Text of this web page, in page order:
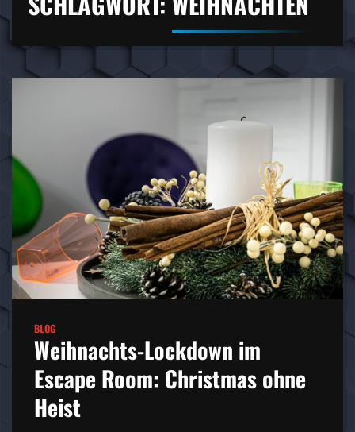
BLOG
Weihnachts-Lockdown im
Escape Room: Christmas ohne
Heist